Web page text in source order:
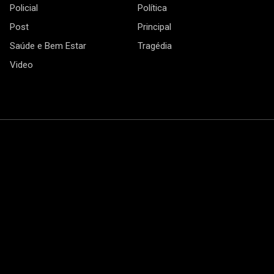
Policial
Política
Post
Principal
Saúde e Bem Estar
Tragédia
Video